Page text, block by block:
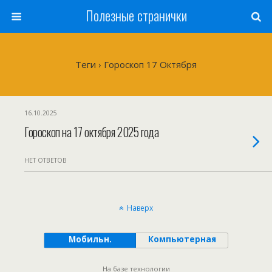
Полезные странички
Теги › Гороскоп 17 Октября
16.10.2025
Гороскоп на 17 октября 2025 года
НЕТ ОТВЕТОВ
Наверх
Мобильн. Компьютерная
На базе технологии